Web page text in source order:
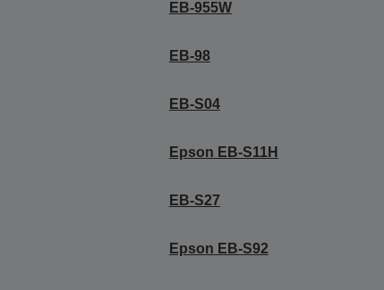
EB-955W
EB-98
EB-S04
Epson EB-S11H
EB-S27
Epson EB-S92